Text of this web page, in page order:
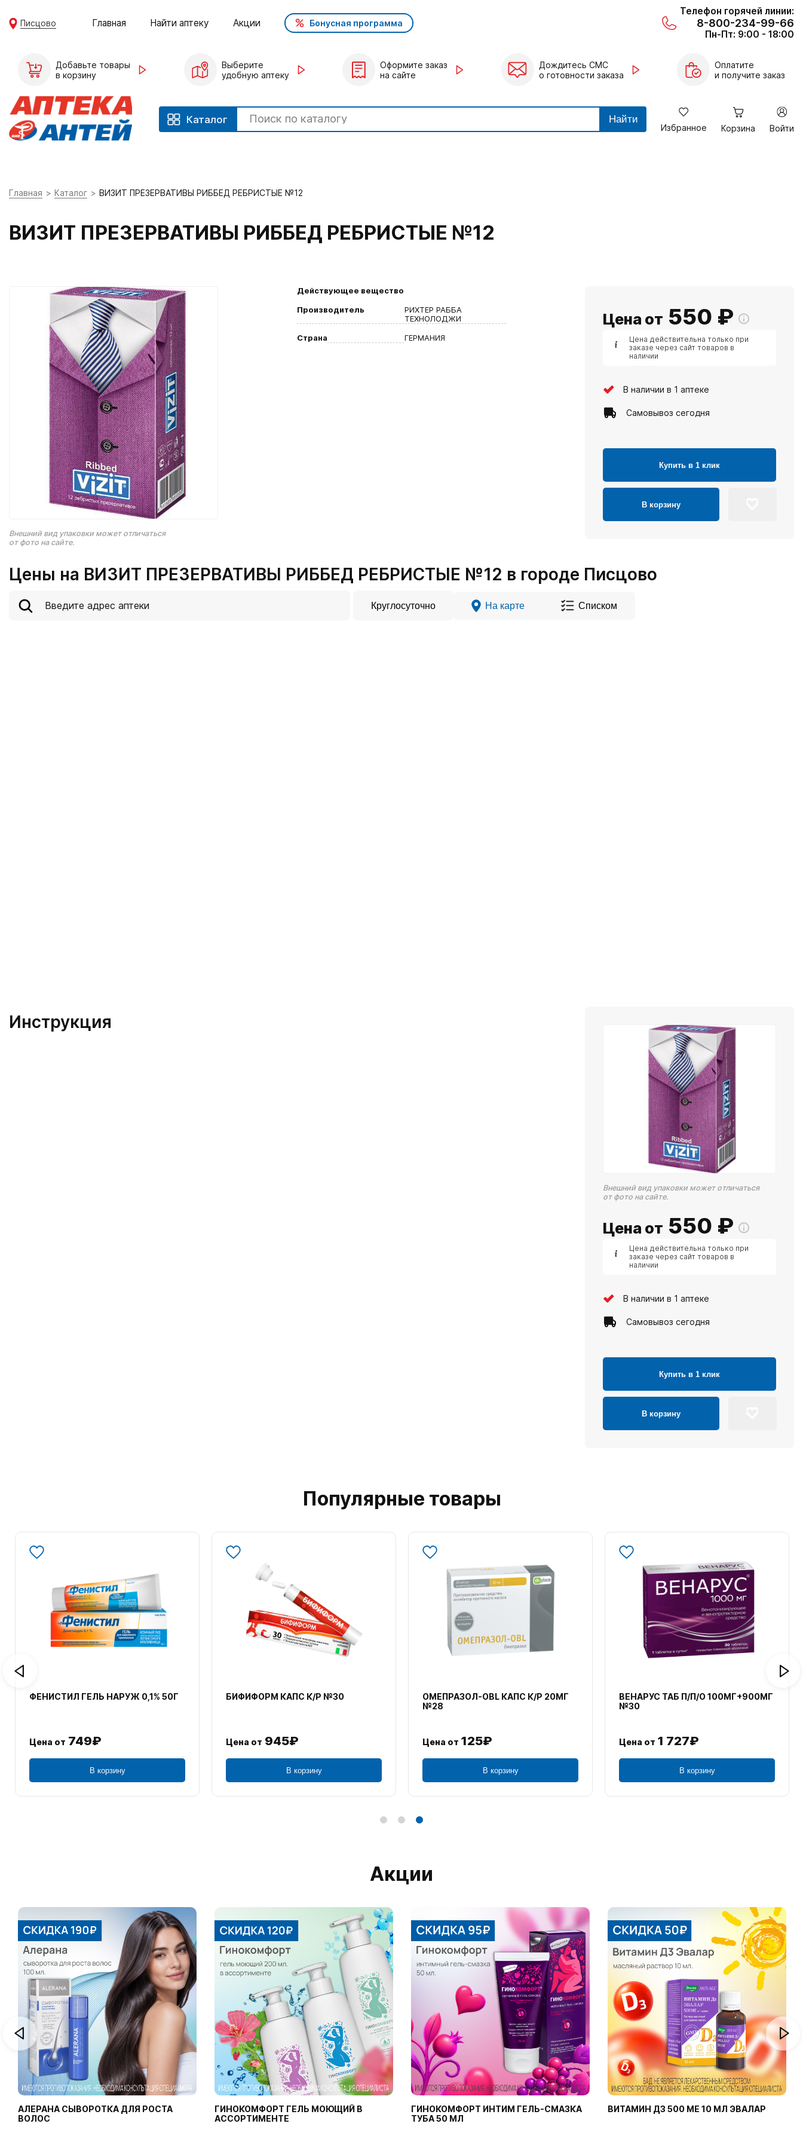
Писцово Главная Найти аптеку Акции Бонусная программа
Телефон горячей линии:
8-800-234-99-66
Пн-Пт: 9:00 - 18:00
Добавьте товары
в корзину
Выберите
удобную аптеку
Оформите заказ
на сайте
Дождитесь СМС
о готовности заказа
Оплатите
и получите заказ
Каталог Найти
Избранное Корзина Войти
Главная Каталог ВИЗИТ ПРЕЗЕРВАТИВЫ РИББЕД РЕБРИСТЫЕ №12
ВИЗИТ ПРЕЗЕРВАТИВЫ РИББЕД РЕБРИСТЫЕ №12
Внешний вид упаковки может отличаться
от фото на сайте.
Действующее вещество
Производитель
РИХТЕР РАББА
ТЕХНОЛОДЖИ
Страна
ГЕРМАНИЯ
Цена от 550 ₽
Цена действительна только при
заказе через сайт товаров в
наличии
В наличии в 1 аптеке
Самовывоз сегодня
Купить в 1 клик
В корзину
Цены на ВИЗИТ ПРЕЗЕРВАТИВЫ РИББЕД РЕБРИСТЫЕ №12 в городе Писцово
Круглосуточно На карте Списком
Инструкция
Внешний вид упаковки может отличаться
от фото на сайте.
Цена от 550 ₽
Цена действительна только при
заказе через сайт товаров в
наличии
В наличии в 1 аптеке
Самовывоз сегодня
Купить в 1 клик
В корзину
Популярные товары
ФЕНИСТИЛ ГЕЛЬ НАРУЖ 0,1% 50Г
Цена от 749₽
В корзину
БИФИФОРМ КАПС К/Р №30
Цена от 945₽
В корзину
ОМЕПРАЗОЛ-OBL КАПС К/Р 20МГ
№28
Цена от 125₽
В корзину
ВЕНАРУС ТАБ П/П/О 100МГ+900МГ
№30
Цена от 1 727₽
В корзину
Акции
АЛЕРАНА СЫВОРОТКА ДЛЯ РОСТА
ВОЛОС
ГИНОКОМФОРТ ГЕЛЬ МОЮЩИЙ В
АССОРТИМЕНТЕ
ГИНОКОМФОРТ ИНТИМ ГЕЛЬ-СМАЗКА
ТУБА 50 МЛ
ВИТАМИН Д3 500 МЕ 10 МЛ ЭВАЛАР